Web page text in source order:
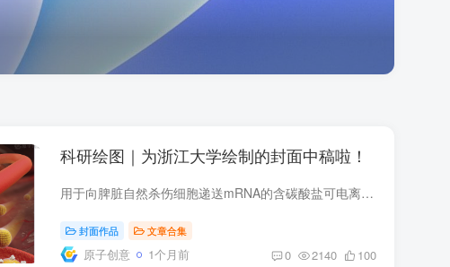
科研绘图｜为浙江大学绘制的封面中稿啦！
用于向脾脏自然杀伤细胞递送mRNA的含碳酸盐可电离脂质 针对自然杀伤细胞（NK细胞）的mRNA免疫疗法在治疗癌症和病毒性疾病方面具有巨大潜力。然而，实现mRNA向脾脏NK细胞亚群的功能性递送仍是一...
封面作品 文章合集
原子创意 1个月前 0 2140 100